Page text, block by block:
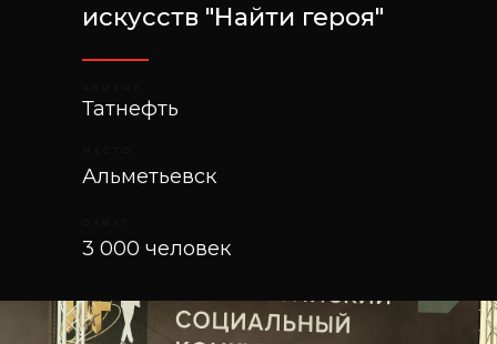
Альметьевск
3 000 человек
ОХВАТ
Татнефть
искусств "Найти героя"